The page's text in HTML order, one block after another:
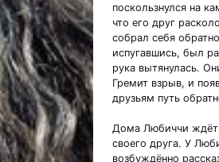
поскользнулся на
что его друг
собрал себя
испугавшись, был
рука вытянулась.
Гремит взрыв, и
друзьям путь
Дома Любиччи ждёт
своего друга. У
возбуждённо